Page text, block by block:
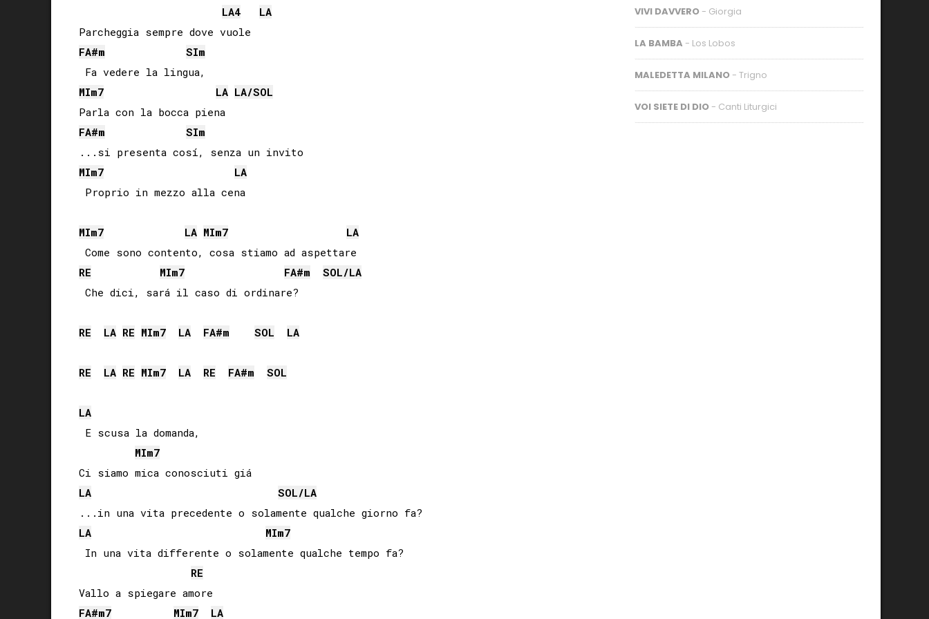
LA4
LA
FA#m SIm
MIm7 LA LA/SOL
FA#m SIm
MIm7
LA
Proprio in mezzo alla cena
MIm7 LA MIm7
LA
RE
MIm7 FA#m SOL/LA
Che dici, sará il caso di ordinare?
RE LA RE MIm7 LA FA#m SOL LA
RE LA RE MIm7 LA RE FA#m SOL
LA
E scusa la domanda,
MIm7
LA
SOL/LA
LA
MIm7
In una vita differente o solamente qualche tempo fa?
RE
FA#m7 MIm7 LA
VIVI DAVVERO - Giorgia
LA BAMBA - Los Lobos
MALEDETTA MILANO - Trigno
VOI SIETE DI DIO - Canti Liturgici